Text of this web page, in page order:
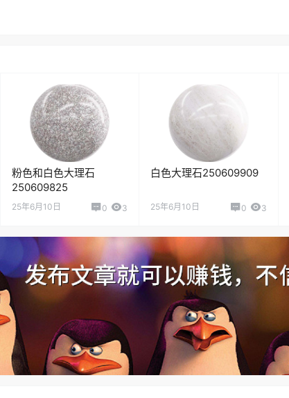
粉色和白色大理石
250609825
25年6月10日 0 3
白色大理石250609909
25年6月10日 0 3